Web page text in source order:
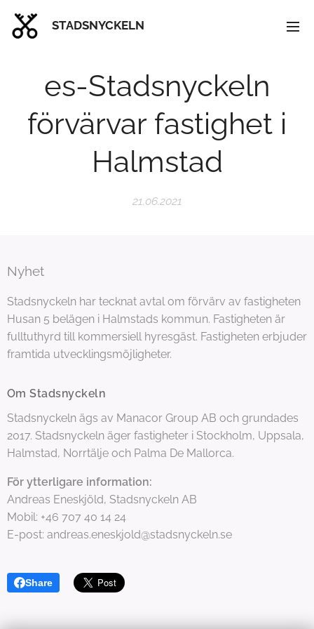
STADSNYCKELN
es-Stadsnyckeln
förvärvar fastighet i
Halmstad
21.06.2021
Nyhet
Stadsnyckeln har tecknat avtal om förvärv av fastigheten
Husan 5 belägen i Halmstads kommun. Fastigheten är
fulltuthyrd till kommersiell hyresgäst. Fastigheten erbjuder
framtida utvecklingsmöjligheter.
Om Stadsnyckeln
Stadsnyckeln ägs av Manacor Group AB och grundades
2017. Stadsnyckeln äger fastigheter i Stockholm, Uppsala,
Halmstad, Norrtälje och Palma De Mallorca.
För ytterligare information:
Andreas Eneskjöld, Stadsnyckeln AB
Mobil: +46 707 40 14 24
E-post: andreas.eneskjold@stadsnyckeln.se
Share